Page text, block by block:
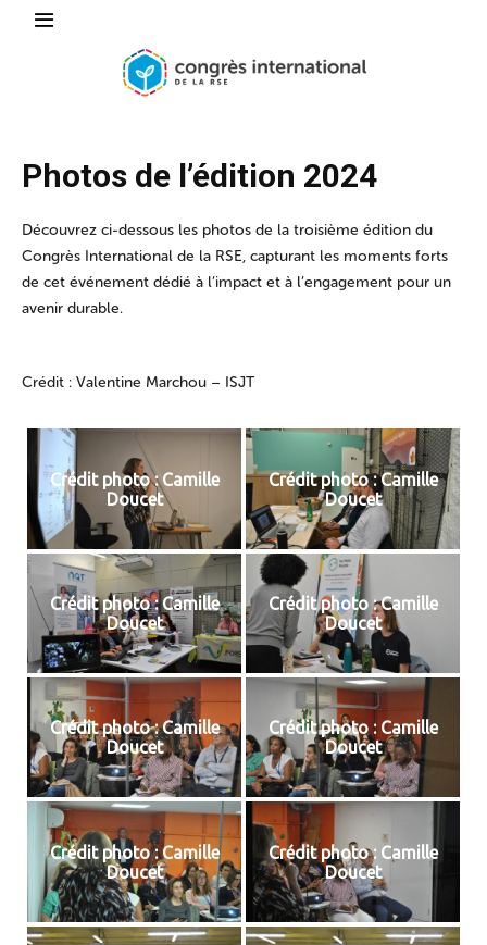
Photos de l’édition 2024
Découvrez ci-dessous les photos de la troisième édition du
Congrès International de la RSE, capturant les moments forts
de cet événement dédié à l’impact et à l’engagement pour un
avenir durable.
Crédit : Valentine Marchou – ISJT
Crédit photo : Camille
Doucet
Crédit photo : Camille
Doucet
Crédit photo : Camille
Doucet
Crédit photo : Camille
Doucet
Crédit photo : Camille
Doucet
Crédit photo : Camille
Doucet
Crédit photo : Camille
Doucet
Crédit photo : Camille
Doucet